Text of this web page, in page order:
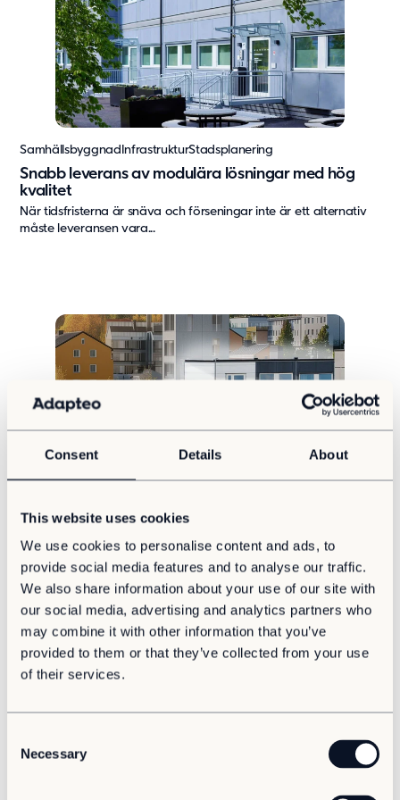
Consent Details About
This website uses cookies
We use cookies to personalise content and ads, to
provide social media features and to analyse our traffic.
We also share information about your use of our site with
our social media, advertising and analytics partners who
may combine it with other information that you’ve
provided to them or that they’ve collected from your use
of their services.
Necessary
Vård & hälsa
Säkerhet & försvar
Att hyra
Fördelar med moduler
Hyresprocessen
Upphandling
Övrigt
Point/A
Hållbarhet
Vårt arbete
Hållbarhetsrapportering
Om Adapteo
Karriär
Service & Support
Kunskapsbanken
Det senaste från Adapteo
Kundreferenser
Nyheter
Snabb leverans av modulära lösningar med hög
kvalitet
Samhällsbyggnad InfrastrukturStadsplanering
När tidsfristerna är snäva och förseningar inte är ett alternativ
måste leveransen vara...
Nytänk i stadsplaneringen är lösningen på
Norrbottens växtvärk
Det finns en genväg för Norrbottens kommuner som markant
kan öka takten i bostadsbyggandet utan att tumma på
livsmiljön. Med innovativa lösningar som modulära byggnader
kan vi förena snabbhet med hållbara miljöer och samtidigt
undvika att hamna på efterkälken.